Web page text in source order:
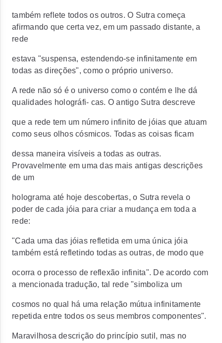
também reflete todos os outros. O Sutra começa
afirmando que certa vez, em um passado distante, a
rede
estava "suspensa, estendendo-se infinitamente em
todas as direções", como o próprio universo.
A rede não só é o universo como o contém e lhe dá
qualidades holográfi- cas. O antigo Sutra descreve
que a rede tem um número infinito de jóias que atuam
como seus olhos cósmicos. Todas as coisas ficam
dessa maneira visíveis a todas as outras.
Provavelmente em uma das mais antigas descrições
de um
holograma até hoje descobertas, o Sutra revela o
poder de cada jóia para criar a mudança em toda a
rede:
"Cada uma das jóias refletida em uma única jóia
também está refletindo todas as outras, de modo que
ocorra o processo de reflexão infinita". De acordo com
a mencionada tradução, tal rede "simboliza um
cosmos no qual há uma relação mútua infinitamente
repetida entre todos os seus membros componentes".
Maravilhosa descrição do princípio sutil, mas no